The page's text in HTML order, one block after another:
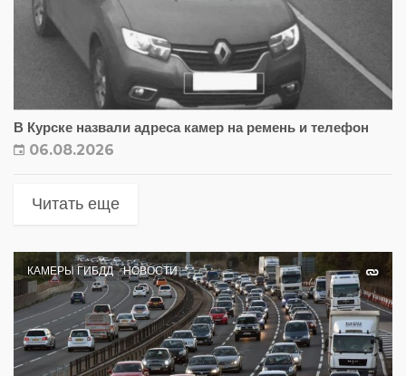
В Курске назвали адреса камер на ремень и телефон
06.08.2026
Читать еще
КАМЕРЫ ГИБДД НОВОСТИ